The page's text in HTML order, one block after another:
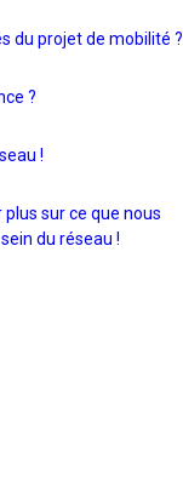
du projet de mobilité ?
?
!
plus sur ce que nous
du réseau !